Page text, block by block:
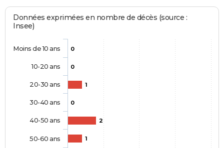
Données exprimées en nombre de décès (source :
Insee)
0
0
1
0
2
1
Moins de 10 ans
10-20 ans
20-30 ans
30-40 ans
40-50 ans
50-60 ans